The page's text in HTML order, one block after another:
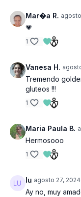
Mar�a R.
💗
1
Vanesa H.
Tremendo
gluteos !!!
1
Maria Paula B.
Hermosooo
1
lu agosto 27, 2024
Ay no, muy